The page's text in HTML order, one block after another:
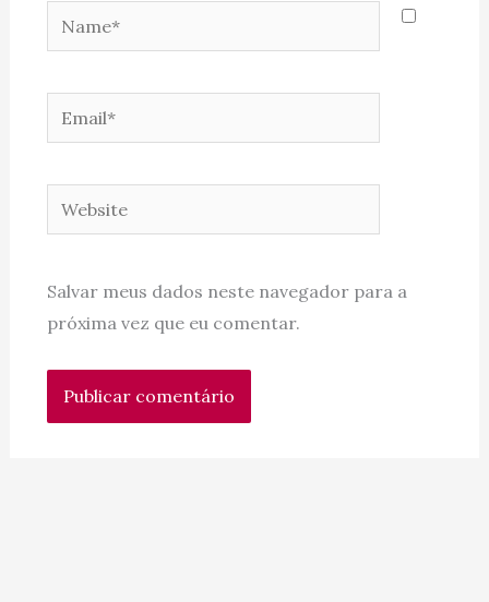
Name*
Email*
Website
Salvar meus dados neste navegador para a
próxima vez que eu comentar.